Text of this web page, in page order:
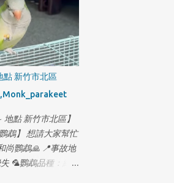
對時間軸 繼續調閱
的是旺旺 從高速公
旺旺 只是 旺旺三
傷口要擦藥 現在又
了也下起雨 在這個
產生斷點 目前已經
半了 再請各位朋
月14日 16:00 新店-
2月14日 18:12 新
友提供照片 2月14
路二段62號後面監
點 新竹市北區
地點 新竹市北區】
鵡】 想請大家幫忙
尚鸚鵡🙏 📍事故地
🦜鸚鵡品種：綠